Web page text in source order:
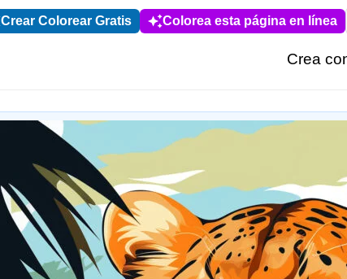
Crear Colorear Gratis Colorea esta página en línea
Crea